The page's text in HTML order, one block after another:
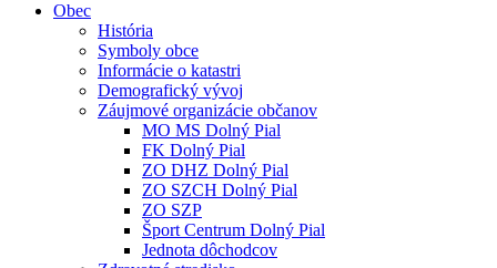
Obec
História
Symboly obce
Informácie o katastri
Demografický vývoj
Záujmové organizácie občanov
MO MS Dolný Pial
FK Dolný Pial
ZO DHZ Dolný Pial
ZO SZCH Dolný Pial
ZO SZP
Šport Centrum Dolný Pial
Jednota dôchodcov